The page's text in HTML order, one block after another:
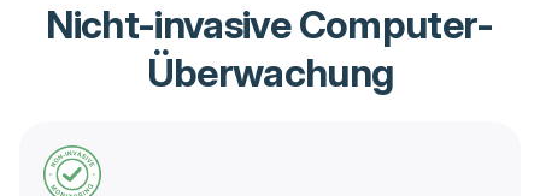
Nicht-invasive Computer-
Überwachung